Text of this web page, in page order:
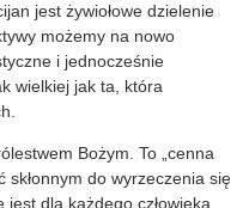
jest żywiołowe dzielenie
możemy na nowo
i jednocześnie
wielkiej jak ta, która
Bożym. To „cenna
skłonnym do wyrzeczenia się
dla każdego człowieka